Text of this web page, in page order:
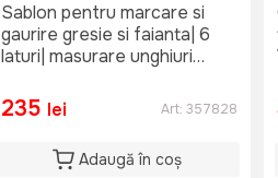
Sablon pentru marcare si
gaurire gresie si faianta| 6
laturi| masurare unghiuri
235 lei Art: 357828
Adaugă în coș